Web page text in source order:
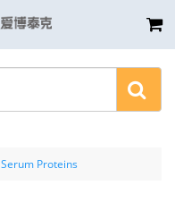
Serum Proteins